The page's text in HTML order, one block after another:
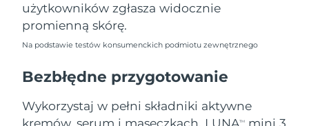
użytkowników zgłasza widocznie
promienną skórę.
Na podstawie testów konsumenckich podmiotu zewnętrznego
Bezbłędne przygotowanie
Wykorzystaj w pełni składniki aktywne
kremów, serum i maseczkach. LUNATM
mini 3
Arabia Saudyjska
Oczekiwany czas dostawy
Słowacja
09/08/2026